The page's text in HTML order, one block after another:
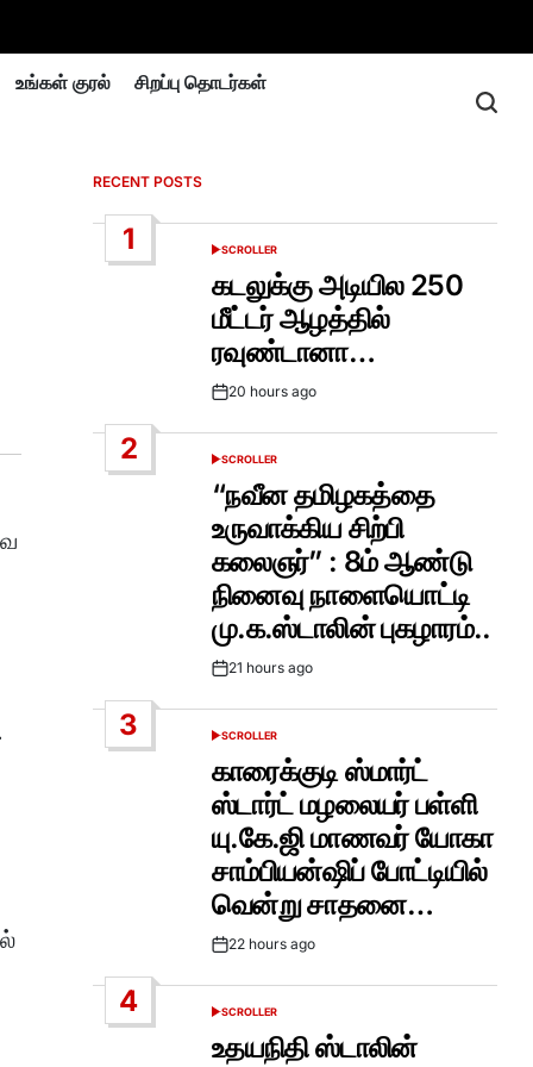
உங்கள் குரல் சிறப்பு தொடர்கள்
RECENT POSTS
1
POSTED
SCROLLER
கடலுக்கு அடியில 250
மீட்டர் ஆழத்தில்
ரவுண்டானா…
Post20 hours ago
2
POSTED
SCROLLER
“நவீன தமிழகத்தை
உருவாக்கிய சிற்பி
கலைஞர்” : 8ம் ஆண்டு
நினைவு நாளையொட்டி
மு.க.ஸ்டாலின் புகழாரம்..
Post21 hours ago
3
POSTED
SCROLLER
காரைக்குடி ஸ்மார்ட்
ஸ்டார்ட் மழலையர் பள்ளி
யு.கே.ஜி மாணவர் யோகா
சாம்பியன்ஷிப் போட்டியில்
வென்று சாதனை…
Post22 hours ago
4
POSTED
SCROLLER
உதயநிதி ஸ்டாலின்